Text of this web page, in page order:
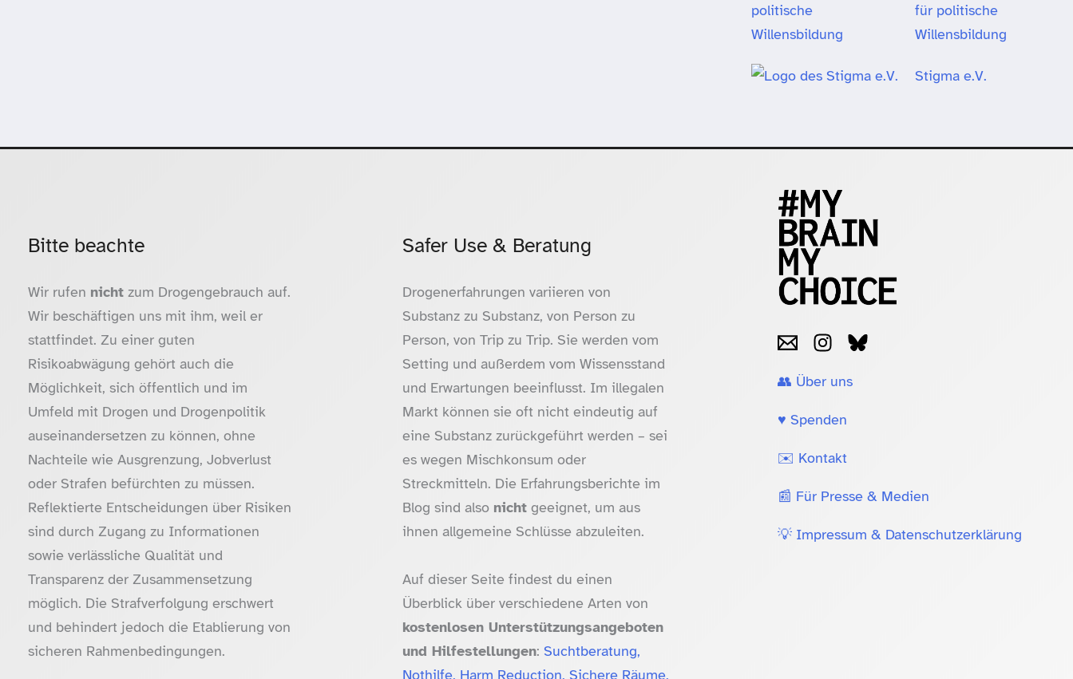
für politische
Willensbildung
Stigma e.V.
Bitte beachte
Wir rufen nicht zum Drogengebrauch auf.
Wir beschäftigen uns mit ihm, weil er
stattfindet. Zu einer guten
Risikoabwägung gehört auch die
Möglichkeit, sich öffentlich und im
Umfeld mit Drogen und Drogenpolitik
auseinandersetzen zu können, ohne
Nachteile wie Ausgrenzung, Jobverlust
oder Strafen befürchten zu müssen.
Reflektierte Entscheidungen über Risiken
sind durch Zugang zu Informationen
sowie verlässliche Qualität und
Transparenz der Zusammensetzung
möglich. Die Strafverfolgung erschwert
und behindert jedoch die Etablierung von
sicheren Rahmenbedingungen.
Safer Use & Beratung
Drogenerfahrungen variieren von
Substanz zu Substanz, von Person zu
Person, von Trip zu Trip. Sie werden vom
Setting und außerdem vom Wissensstand
und Erwartungen beeinflusst. Im illegalen
Markt können sie oft nicht eindeutig auf
eine Substanz zurückgeführt werden – sei
es wegen Mischkonsum oder
Streckmitteln. Die Erfahrungsberichte im
Blog sind also nicht geeignet, um aus
ihnen allgemeine Schlüsse abzuleiten.
Auf dieser Seite findest du einen
Überblick über verschiedene Arten von
kostenlosen Unterstützungsangeboten
und Hilfestellungen: Suchtberatung,
Nothilfe, Harm Reduction, Sichere Räume,
👥 Über uns
♥️ Spenden
✉️ Kontakt
📰 Für Presse & Medien
💡 Impressum & Datenschutzerklärung